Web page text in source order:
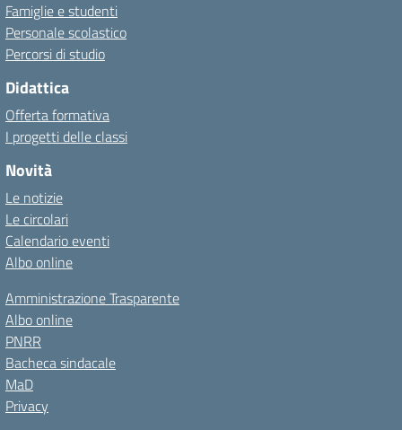
Famiglie e studenti
Personale scolastico
Percorsi di studio
Didattica
Offerta formativa
I progetti delle classi
Novità
Le notizie
Le circolari
Calendario eventi
Albo online
Amministrazione Trasparente
Albo online
PNRR
Bacheca sindacale
MaD
Privacy